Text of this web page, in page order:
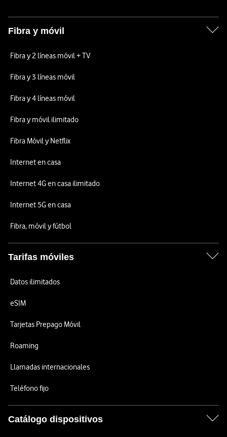
Fibra y móvil
Fibra y 2 líneas móvil + TV
Fibra y 3 líneas móvil
Fibra y 4 líneas móvil
Fibra y móvil ilimitado
Fibra Móvil y Netflix
Internet en casa
Internet 4G en casa ilimitado
Internet 5G en casa
Fibra, móvil y fútbol
Tarifas móviles
Datos ilimitados
eSIM
Tarjetas Prepago Móvil
Roaming
Llamadas internacionales
Teléfono fijo
Catálogo dispositivos